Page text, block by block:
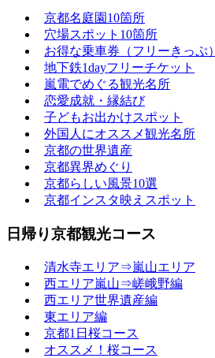
京都名庭園10箇所
穴場スポット10箇所
お得な乗車券（フリーきっぷ）
地下鉄1dayフリーチケット
嵐電でめぐる観光名所
恋愛成就・縁結び
子どもお出かけスポット
外国人にオススメ観光名所
京都の世界遺産
京都異界めぐり
京都らしい風景10選
京都インスタ映えスポット
日帰り京都観光コース
清水寺エリア⇒嵐山エリア
西エリア嵐山⇒嵯峨野編
西エリア世界遺産編
東エリア編
京都1日桜コース
オススメ！桜コース